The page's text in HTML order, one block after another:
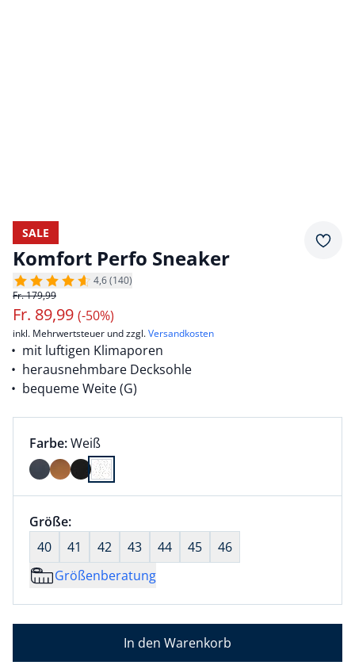
SALE
Komfort Perfo Sneaker
4,6 (140)
Fr. 179,99
Fr. 89,99 (-50%)
inkl. Mehrwertsteuer und zzgl.Versandkosten
mit luftigen Klimaporen
herausnehmbare Decksohle
bequeme Weite (G)
Farbauswahl:
Farbe:aktuell ausgewählt:
Weiß
Farbe Weiß ausgewählt
Größenauswahl:
Größe:nichts ausgewählt
40
41 42 43 44 45
46
Größenberatung
In den Warenkorb